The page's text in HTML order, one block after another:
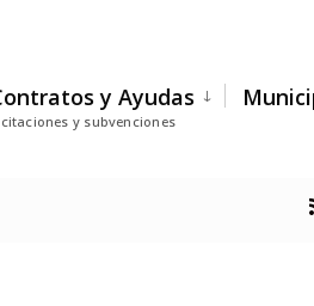
y Ayudas
y subvenciones